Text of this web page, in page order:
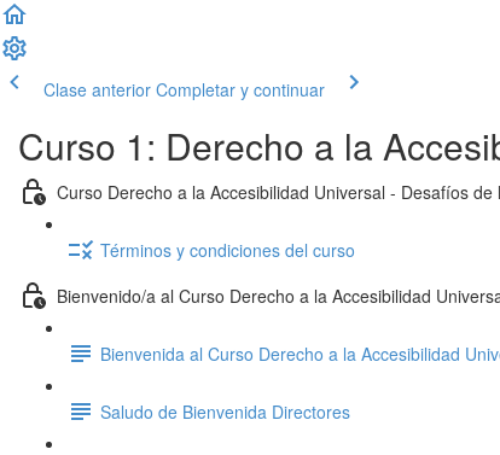
Clase anterior Completar y continuar
Curso 1: Derecho a la
Curso Derecho a la Accesibilidad Universal - Desafíos de
Términos y condiciones del curso
Bienvenido/a al Curso Derecho a la Accesibilidad
Bienvenida al Curso Derecho a la Accesibilidad
Saludo de Bienvenida Directores